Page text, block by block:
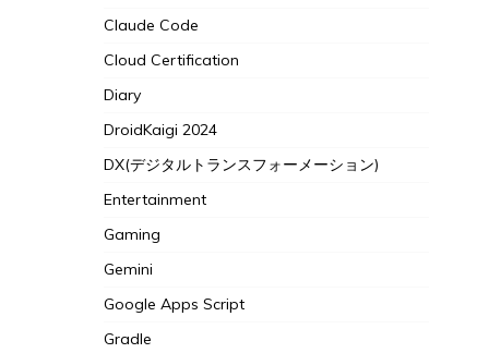
Claude Code
Cloud Certification
Diary
DroidKaigi 2024
DX(デジタルトランスフォーメーション)
Entertainment
Gaming
Gemini
Google Apps Script
Gradle